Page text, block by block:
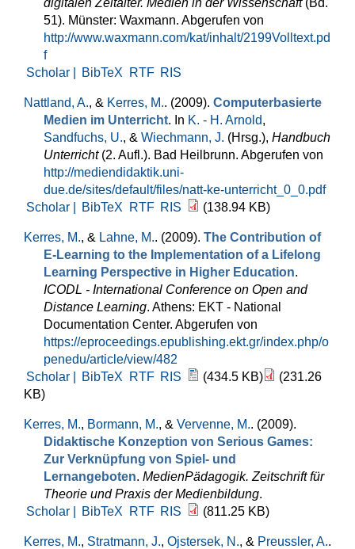
digitalen Zeitalter. Medien in der Wissenschaft(Bd.
51). Münster: Waxmann. Abgerufen von
http://www.waxmann.com/kat/inhalt/2199Volltext.pd
f
Scholar |
BibTeX RTF RIS
Nattland, A., & Kerres, M.. (2009). Computerbasierte
Medien im Unterricht. In K. - H. Arnold,
Sandfuchs, U., & Wiechmann, J. (Hrsg.), Handbuch
Unterricht(2. Aufl.). Bad Heilbrunn. Abgerufen von
http://mediendidaktik.uni-
due.de/sites/default/files/natt-ke-unterricht_0_0.pdf
Scholar |
BibTeX RTF RIS (138.94 KB)
Kerres, M., & Lahne, M.. (2009). The Contribution of
E-Learning to the Implementation of a Lifelong
Learning Perspective in Higher Education.
ICODL - International Conference on Open and
Distance Learning. Athens: EKT - National
Documentation Center. Abgerufen von
https://eproceedings.epublishing.ekt.gr/index.php/o
penedu/article/view/482
Scholar |
BibTeX RTF RIS (434.5 KB)
(231.26
KB)
Kerres, M., Bormann, M., & Vervenne, M.. (2009).
Didaktische Konzeption von Serious Games:
Zur Verknüpfung von Spiel- und
Lernangeboten. MedienPädagogik. Zeitschrift für
Theorie und Praxis der Medienbildung.
Scholar |
BibTeX RTF RIS (811.25 KB)
Kerres, M., Stratmann, J., Ojstersek, N., & Preussler, A..